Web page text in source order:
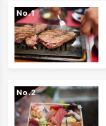
No.
No.